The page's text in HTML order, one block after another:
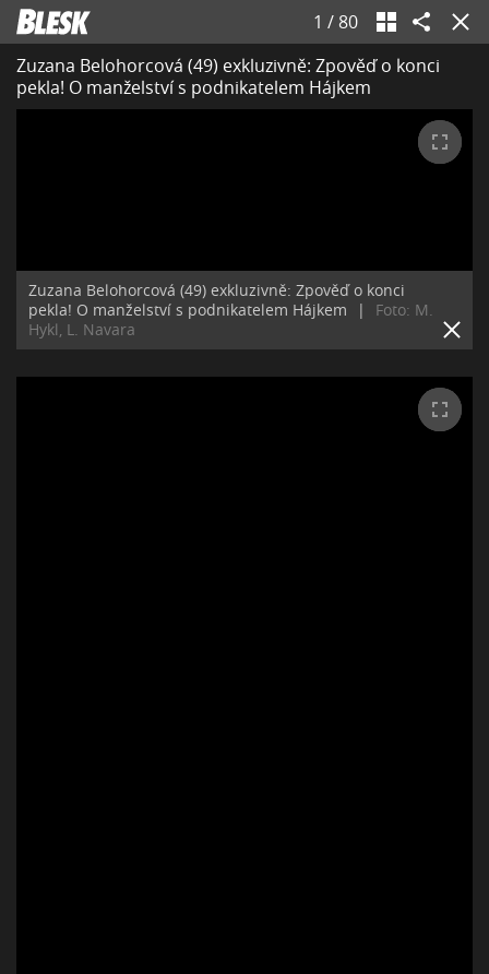
1 / 80
Zuzana Belohorcová (49) exkluzivně: Zpověď o konci
pekla! O manželství s podnikatelem Hájkem
Zuzana Belohorcová (49) exkluzivně: Zpověď o konci
pekla! O manželství s podnikatelem Hájkem
|
Foto: M.
Hykl, L. Navara